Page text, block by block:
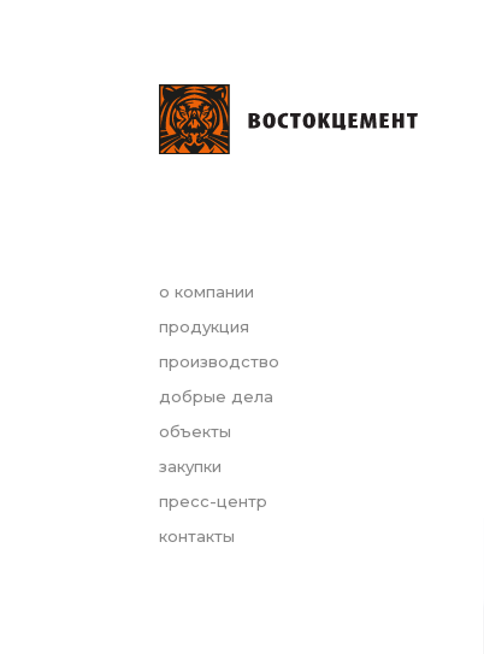
о компании
продукция
производство
добрые дела
объекты
закупки
пресс-центр
контакты